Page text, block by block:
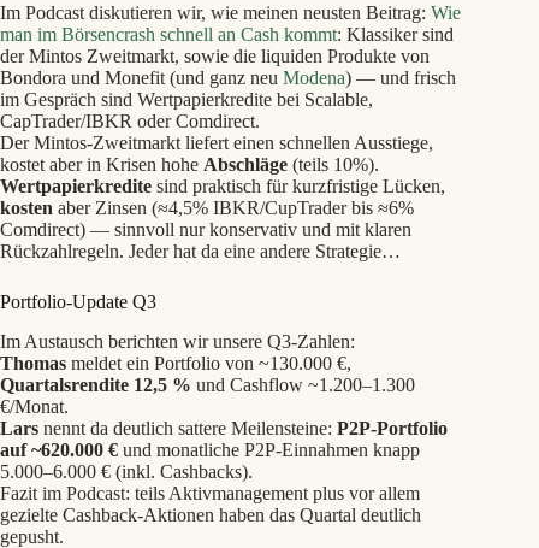
Im Podcast diskutieren wir, wie meinen neusten Beitrag: Wie
man im Börsencrash schnell an Cash kommt: Klassiker sind
der Mintos Zweitmarkt, sowie die liquiden Produkte von
Bondora und Monefit (und ganz neu Modena) — und frisch
im Gespräch sind Wertpapierkredite bei Scalable,
CapTrader/IBKR oder Comdirect.
Der Mintos-Zweitmarkt liefert einen schnellen Ausstiege,
kostet aber in Krisen hohe Abschläge (teils 10%).
Wertpapierkredite sind praktisch für kurzfristige Lücken,
kosten aber Zinsen (≈4,5% IBKR/CupTrader bis ≈6%
Comdirect) — sinnvoll nur konservativ und mit klaren
Rückzahlregeln. Jeder hat da eine andere Strategie…
Portfolio‑Update Q3
Im Austausch berichten wir unsere Q3‑Zahlen:
Thomas meldet ein Portfolio von ~130.000 €,
Quartalsrendite 12,5 % und Cashflow ~1.200–1.300
€/Monat.
Lars nennt da deutlich sattere Meilensteine: P2P‑Portfolio
auf ~620.000 € und monatliche P2P‑Einnahmen knapp
5.000–6.000 € (inkl. Cashbacks).
Fazit im Podcast: teils Aktivmanagement plus vor allem
gezielte Cashback‑Aktionen haben das Quartal deutlich
gepusht.